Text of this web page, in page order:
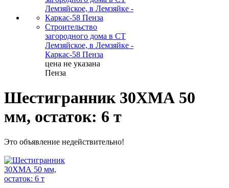
Строительство
загородного дома в СТ
Лемзяйское, в Лемзяйке -
Каркас-58 Пенза
цена не указана
Пенза
Шестигранник 30ХМА 50
мм, остаток: 6 т
Это объявление недействительно!